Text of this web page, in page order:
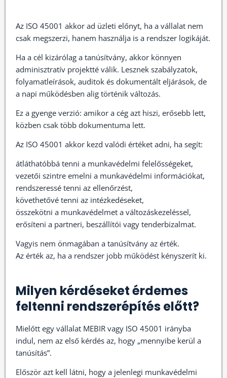
Az ISO 45001 akkor ad üzleti előnyt, ha a vállalat nem
csak megszerzi, hanem használja is a rendszer logikáját.
Ha a cél kizárólag a tanúsítvány, akkor könnyen
adminisztratív projektté válik. Lesznek szabályzatok,
folyamatleírások, auditok és dokumentált eljárások, de
a napi működésben alig történik változás.
Ez a gyenge verzió: amikor a cég azt hiszi, erősebb lett,
közben csak több dokumentuma lett.
Az ISO 45001 akkor kezd valódi értéket adni, ha segít:
átláthatóbbá tenni a munkavédelmi felelősségeket,
vezetői szintre emelni a munkavédelmi információkat,
rendszeressé tenni az ellenőrzést,
követhetővé tenni az intézkedéseket,
összekötni a munkavédelmet a változáskezeléssel,
erősíteni a partneri, beszállítói vagy tenderbizalmat.
Vagyis nem önmagában a tanúsítvány az érték.
Az érték az, ha a rendszer jobb működést kényszerít ki.
Milyen kérdéseket érdemes
feltenni rendszerépítés előtt?
Mielőtt egy vállalat MEBIR vagy ISO 45001 irányba
indul, nem az első kérdés az, hogy „mennyibe kerül a
tanúsítás”.
Először azt kell látni, hogy a jelenlegi munkavédelmi